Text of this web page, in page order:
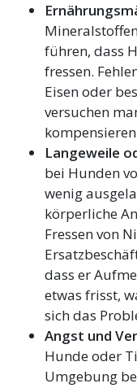
führen, dass
fressen.
Eisen oder
versuchen
Langeweile
bei Hunden
wenig
körperliche
Fressen von
dass er
etwas frisst,
sich das
Angst und
Hunde oder
Umgebung